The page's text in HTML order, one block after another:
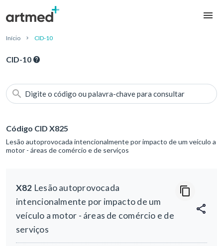
Início CID-10
CID-10
Digite o código ou palavra-chave para consultar
Código CID X825
Lesão autoprovocada intencionalmente por impacto de um veículo a
motor - áreas de comércio e de serviços
X82 Lesão autoprovocada
intencionalmente por impacto de um
veículo a motor - áreas de comércio e de
serviços